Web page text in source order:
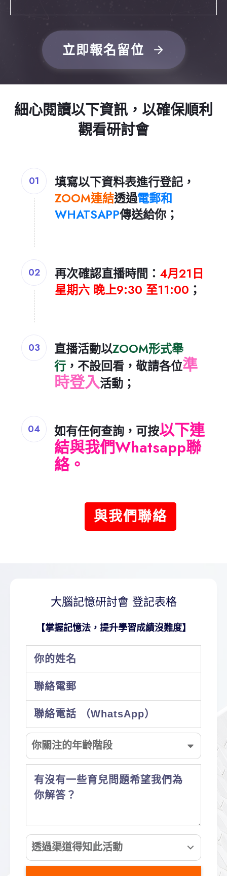
立即報名留位
細心閱讀以下資訊，以確保順利
觀看研討會
01
填寫以下資料表進行登記，
ZOOM連結透過電郵和
WHATSAPP傳送給你；
02 再次確認直播時間： 4月21日
星期六 晚上9:30 至11:00 ；
03 直播活動以ZOOM形式舉
行 ，不設回看，敬請各位準
時登入活動 ；
04 如有任何查詢，可按以下連
結與我們Whatsapp聯
絡。
與我們聯絡
大腦記憶研討會 登記表格
【掌握記憶法，提升學習成績沒難度】
你關注的年齡階段
透過渠道得知此活動